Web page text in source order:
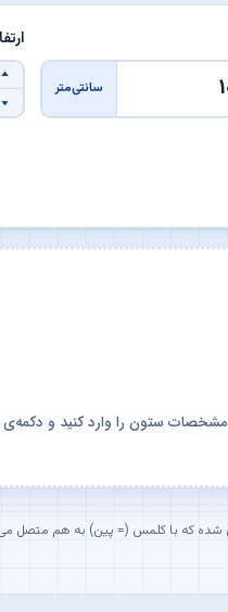
سانتی‌متر
مشخصات ستون را وارد کنید و